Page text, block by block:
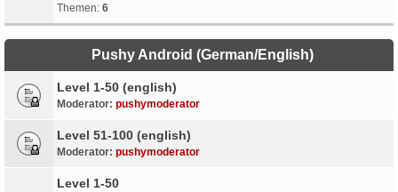
Themen: 6
Pushy Android (German/English)
Level 1-50 (english)
Moderator: pushymoderator
Level 51-100 (english)
Moderator: pushymoderator
Level 1-50